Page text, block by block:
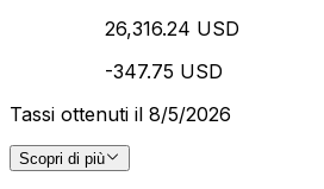
26,316.24 USD
-347.75 USD
Tassi ottenuti il 8/5/2026
Scopri di più